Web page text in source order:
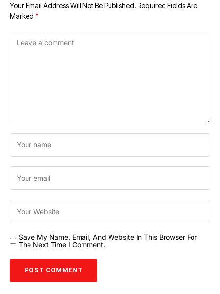
Your Email Address Will Not Be Published. Required Fields Are
Marked *
Save My Name, Email, And Website In This Browser For
The Next Time I Comment.